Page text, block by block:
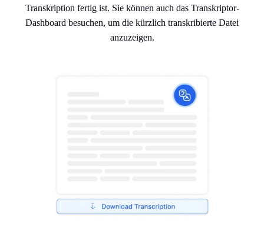
Transkription fertig ist. Sie können auch das Transkriptor-
Dashboard besuchen, um die kürzlich transkribierte Datei
anzuzeigen.